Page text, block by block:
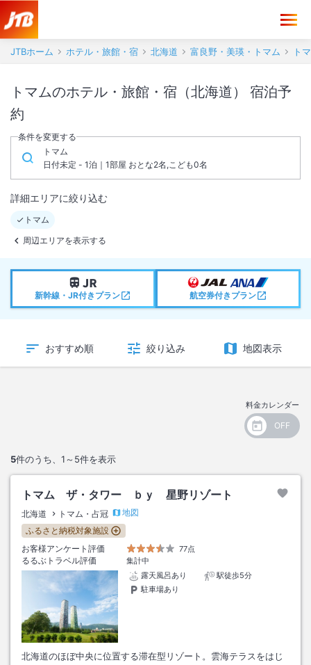
JTBホーム ホテル・旅館・宿 北海道 富良野・美瑛・トマム ト
トマムのホテル・旅館・宿（北海道） 宿泊予
約
条件を変更する
トマム
日付未定 - 1泊｜1部屋 おとな2名,こども0名
詳細エリアに絞り込む
トマム
周辺エリアを表示する
新幹線・JR付きプラン 航空券付きプラン
おすすめ順 絞り込み 地図表示
料金カレンダー
5件のうち、 1～5件を表示
トマム ザ・タワー ｂｙ 星野リゾート
北海道 トマム・占冠
地図
ふるさと納税対象施設
お客様アンケート評価
77点
るるぶトラベル評価
集計中
露天風呂あり
駅徒歩5分
駐車場あり
北海道のほぼ中央に位置する滞在型リゾート。雲海テラスをはじ